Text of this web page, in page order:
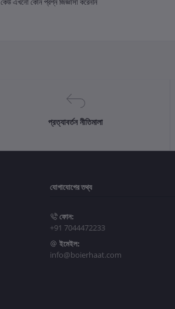
প্রত্যাবর্তন নীতিমালা
যোগাযোগের তথ্য
ফোন:
+91 7044472233
ইমেইল:
info@boierhaat.com